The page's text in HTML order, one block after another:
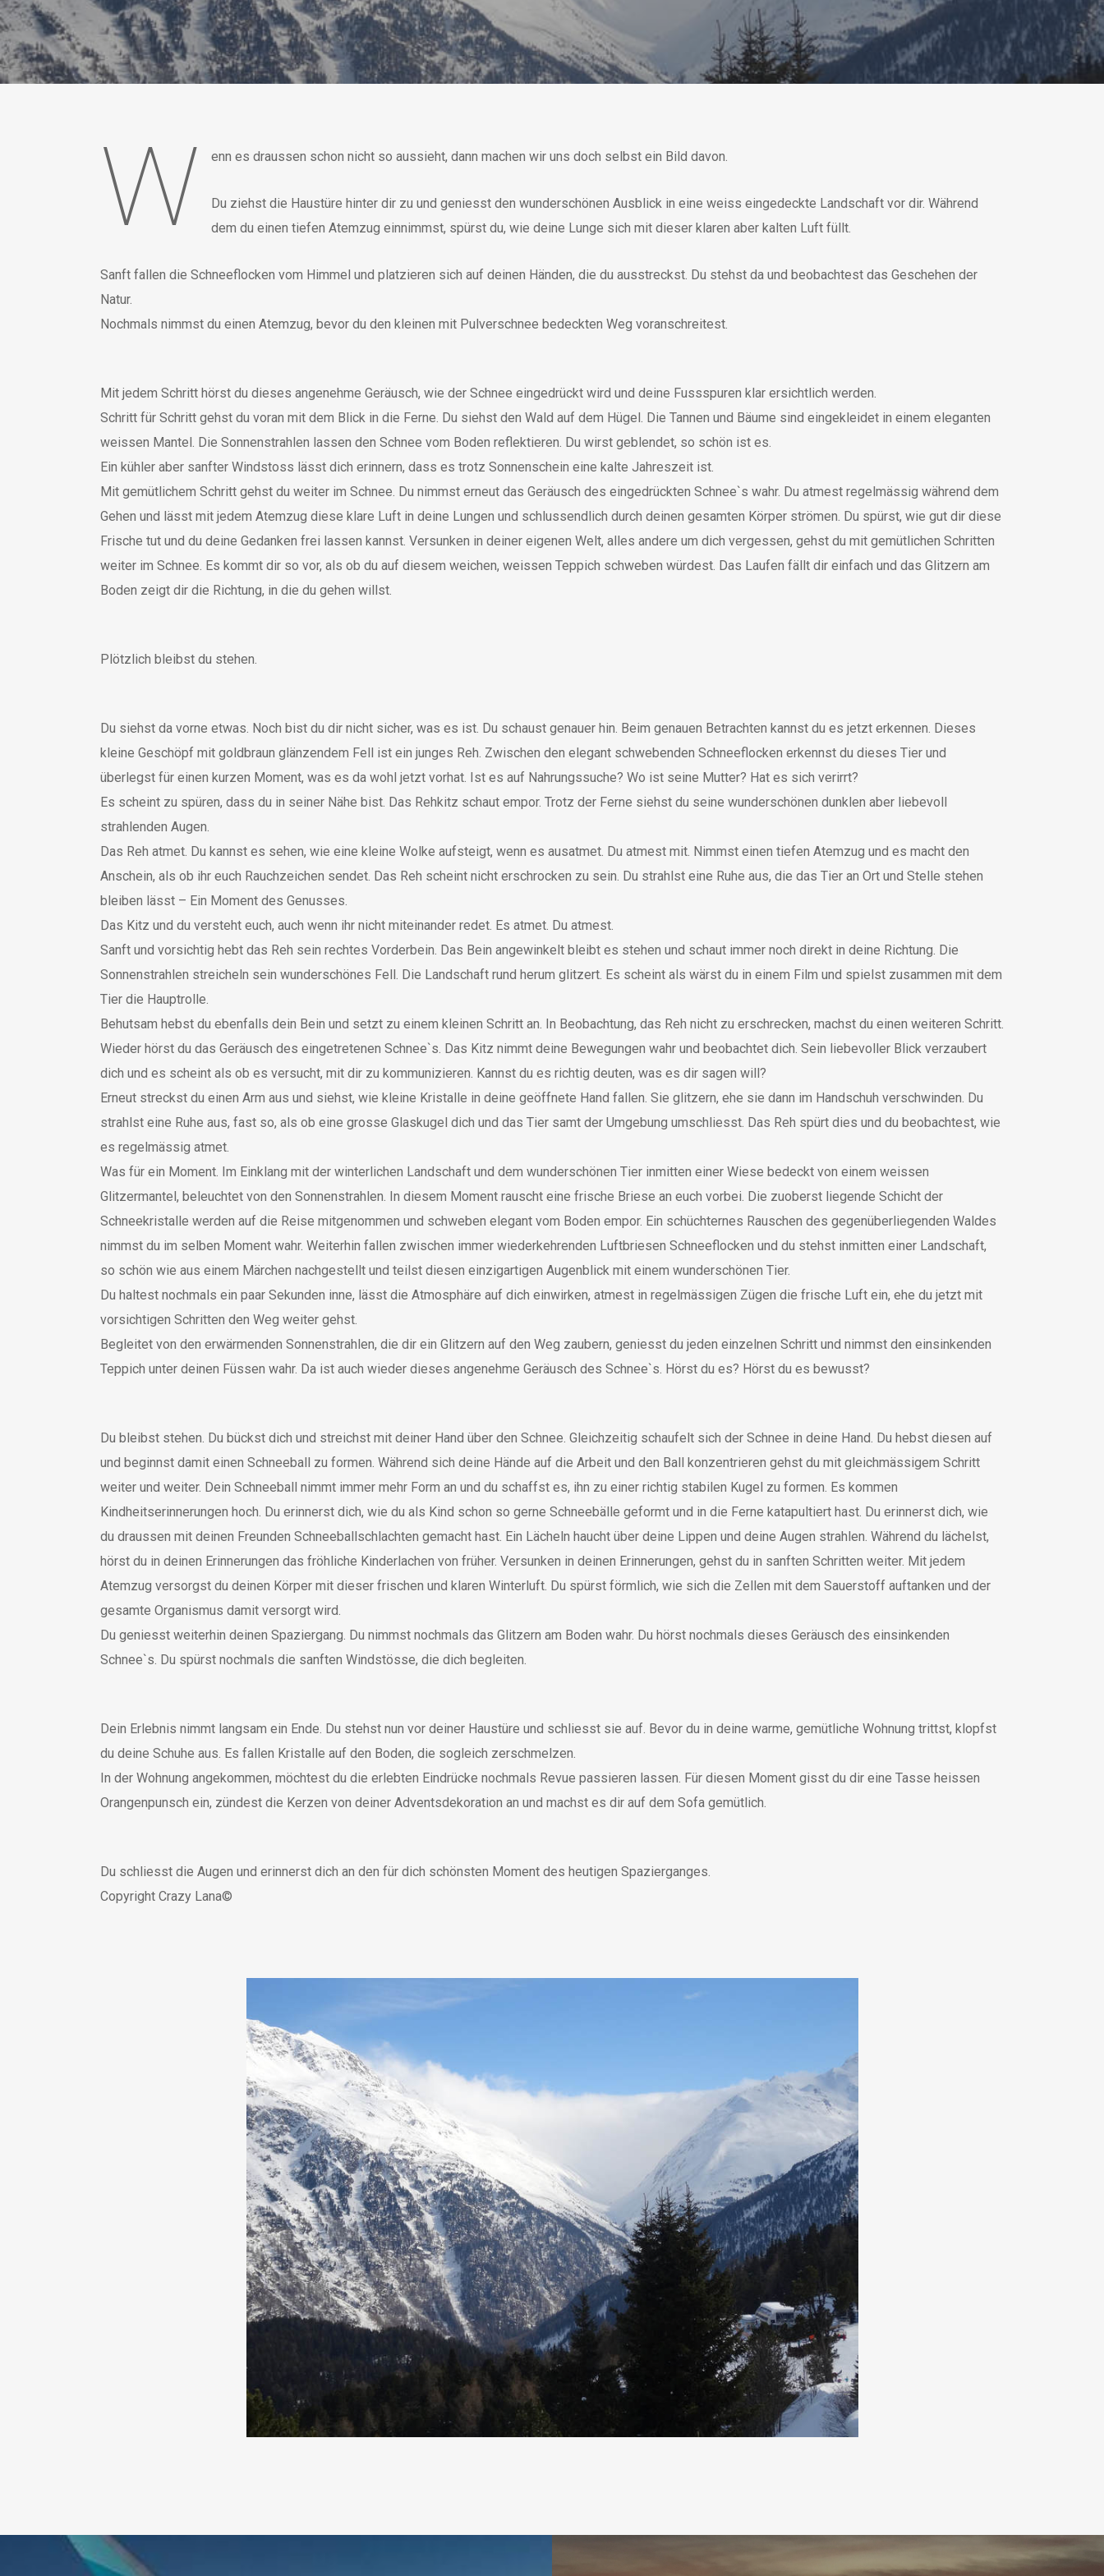
W enn es draussen schon nicht so aussieht, dann machen wir uns doch selbst ein Bild davon.
Du ziehst die Haustüre hinter dir zu und geniesst den wunderschönen Ausblick in eine weiss eingedeckte Landschaft vor dir. Während
dem du einen tiefen Atemzug einnimmst, spürst du, wie deine Lunge sich mit dieser klaren aber kalten Luft füllt.
Sanft fallen die Schneeflocken vom Himmel und platzieren sich auf deinen Händen, die du ausstreckst. Du stehst da und beobachtest das Geschehen der
Natur.
Nochmals nimmst du einen Atemzug, bevor du den kleinen mit Pulverschnee bedeckten Weg voranschreitest.
Mit jedem Schritt hörst du dieses angenehme Geräusch, wie der Schnee eingedrückt wird und deine Fussspuren klar ersichtlich werden.
Schritt für Schritt gehst du voran mit dem Blick in die Ferne. Du siehst den Wald auf dem Hügel. Die Tannen und Bäume sind eingekleidet in einem eleganten
weissen Mantel. Die Sonnenstrahlen lassen den Schnee vom Boden reflektieren. Du wirst geblendet, so schön ist es.
Ein kühler aber sanfter Windstoss lässt dich erinnern, dass es trotz Sonnenschein eine kalte Jahreszeit ist.
Mit gemütlichem Schritt gehst du weiter im Schnee. Du nimmst erneut das Geräusch des eingedrückten Schnee`s wahr. Du atmest regelmässig während dem
Gehen und lässt mit jedem Atemzug diese klare Luft in deine Lungen und schlussendlich durch deinen gesamten Körper strömen. Du spürst, wie gut dir diese
Frische tut und du deine Gedanken frei lassen kannst. Versunken in deiner eigenen Welt, alles andere um dich vergessen, gehst du mit gemütlichen Schritten
weiter im Schnee. Es kommt dir so vor, als ob du auf diesem weichen, weissen Teppich schweben würdest. Das Laufen fällt dir einfach und das Glitzern am
Boden zeigt dir die Richtung, in die du gehen willst.
Plötzlich bleibst du stehen.
Du siehst da vorne etwas. Noch bist du dir nicht sicher, was es ist. Du schaust genauer hin. Beim genauen Betrachten kannst du es jetzt erkennen. Dieses
kleine Geschöpf mit goldbraun glänzendem Fell ist ein junges Reh. Zwischen den elegant schwebenden Schneeflocken erkennst du dieses Tier und
überlegst für einen kurzen Moment, was es da wohl jetzt vorhat. Ist es auf Nahrungssuche? Wo ist seine Mutter? Hat es sich verirrt?
Es scheint zu spüren, dass du in seiner Nähe bist. Das Rehkitz schaut empor. Trotz der Ferne siehst du seine wunderschönen dunklen aber liebevoll
strahlenden Augen.
Das Reh atmet. Du kannst es sehen, wie eine kleine Wolke aufsteigt, wenn es ausatmet. Du atmest mit. Nimmst einen tiefen Atemzug und es macht den
Anschein, als ob ihr euch Rauchzeichen sendet. Das Reh scheint nicht erschrocken zu sein. Du strahlst eine Ruhe aus, die das Tier an Ort und Stelle stehen
bleiben lässt – Ein Moment des Genusses.
Das Kitz und du versteht euch, auch wenn ihr nicht miteinander redet. Es atmet. Du atmest.
Sanft und vorsichtig hebt das Reh sein rechtes Vorderbein. Das Bein angewinkelt bleibt es stehen und schaut immer noch direkt in deine Richtung. Die
Sonnenstrahlen streicheln sein wunderschönes Fell. Die Landschaft rund herum glitzert. Es scheint als wärst du in einem Film und spielst zusammen mit dem
Tier die Hauptrolle.
Behutsam hebst du ebenfalls dein Bein und setzt zu einem kleinen Schritt an. In Beobachtung, das Reh nicht zu erschrecken, machst du einen weiteren Schritt.
Wieder hörst du das Geräusch des eingetretenen Schnee`s. Das Kitz nimmt deine Bewegungen wahr und beobachtet dich. Sein liebevoller Blick verzaubert
dich und es scheint als ob es versucht, mit dir zu kommunizieren. Kannst du es richtig deuten, was es dir sagen will?
Erneut streckst du einen Arm aus und siehst, wie kleine Kristalle in deine geöffnete Hand fallen. Sie glitzern, ehe sie dann im Handschuh verschwinden. Du
strahlst eine Ruhe aus, fast so, als ob eine grosse Glaskugel dich und das Tier samt der Umgebung umschliesst. Das Reh spürt dies und du beobachtest, wie
es regelmässig atmet.
Was für ein Moment. Im Einklang mit der winterlichen Landschaft und dem wunderschönen Tier inmitten einer Wiese bedeckt von einem weissen
Glitzermantel, beleuchtet von den Sonnenstrahlen. In diesem Moment rauscht eine frische Briese an euch vorbei. Die zuoberst liegende Schicht der
Schneekristalle werden auf die Reise mitgenommen und schweben elegant vom Boden empor. Ein schüchternes Rauschen des gegenüberliegenden Waldes
nimmst du im selben Moment wahr. Weiterhin fallen zwischen immer wiederkehrenden Luftbriesen Schneeflocken und du stehst inmitten einer Landschaft,
so schön wie aus einem Märchen nachgestellt und teilst diesen einzigartigen Augenblick mit einem wunderschönen Tier.
Du haltest nochmals ein paar Sekunden inne, lässt die Atmosphäre auf dich einwirken, atmest in regelmässigen Zügen die frische Luft ein, ehe du jetzt mit
vorsichtigen Schritten den Weg weiter gehst.
Begleitet von den erwärmenden Sonnenstrahlen, die dir ein Glitzern auf den Weg zaubern, geniesst du jeden einzelnen Schritt und nimmst den einsinkenden
Teppich unter deinen Füssen wahr. Da ist auch wieder dieses angenehme Geräusch des Schnee`s. Hörst du es? Hörst du es bewusst?
Du bleibst stehen. Du bückst dich und streichst mit deiner Hand über den Schnee. Gleichzeitig schaufelt sich der Schnee in deine Hand. Du hebst diesen auf
und beginnst damit einen Schneeball zu formen. Während sich deine Hände auf die Arbeit und den Ball konzentrieren gehst du mit gleichmässigem Schritt
weiter und weiter. Dein Schneeball nimmt immer mehr Form an und du schaffst es, ihn zu einer richtig stabilen Kugel zu formen. Es kommen
Kindheitserinnerungen hoch. Du erinnerst dich, wie du als Kind schon so gerne Schneebälle geformt und in die Ferne katapultiert hast. Du erinnerst dich, wie
du draussen mit deinen Freunden Schneeballschlachten gemacht hast. Ein Lächeln haucht über deine Lippen und deine Augen strahlen. Während du lächelst,
hörst du in deinen Erinnerungen das fröhliche Kinderlachen von früher. Versunken in deinen Erinnerungen, gehst du in sanften Schritten weiter. Mit jedem
Atemzug versorgst du deinen Körper mit dieser frischen und klaren Winterluft. Du spürst förmlich, wie sich die Zellen mit dem Sauerstoff auftanken und der
gesamte Organismus damit versorgt wird.
Du geniesst weiterhin deinen Spaziergang. Du nimmst nochmals das Glitzern am Boden wahr. Du hörst nochmals dieses Geräusch des einsinkenden
Schnee`s. Du spürst nochmals die sanften Windstösse, die dich begleiten.
Dein Erlebnis nimmt langsam ein Ende. Du stehst nun vor deiner Haustüre und schliesst sie auf. Bevor du in deine warme, gemütliche Wohnung trittst, klopfst
du deine Schuhe aus. Es fallen Kristalle auf den Boden, die sogleich zerschmelzen.
In der Wohnung angekommen, möchtest du die erlebten Eindrücke nochmals Revue passieren lassen. Für diesen Moment gisst du dir eine Tasse heissen
Orangenpunsch ein, zündest die Kerzen von deiner Adventsdekoration an und machst es dir auf dem Sofa gemütlich.
​Du schliesst die Augen und erinnerst dich an den für dich schönsten Moment des heutigen Spazierganges.
Copyright Crazy Lana©